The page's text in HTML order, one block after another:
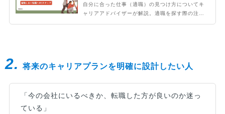
自分に合った仕事（適職）の見つけ方についてキ
ャリアアドバイザーが解説。適職を探す際の注意
2. 将来のキャリアプランを明確に設計したい人
「今の会社にいるべきか、転職した方が良いのか迷っ
ている」